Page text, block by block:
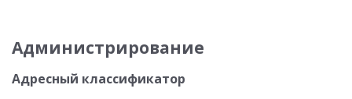
Администрирование
Адресный классификатор